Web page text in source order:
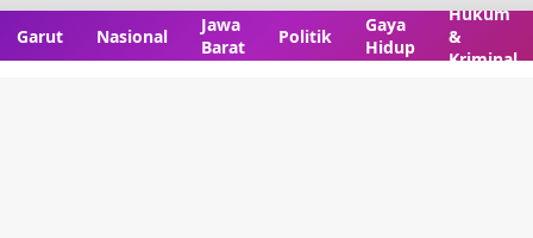
Garut Nasional
Jawa
Barat
Politik
Gaya
Hidup
Hukum
&
Kriminal